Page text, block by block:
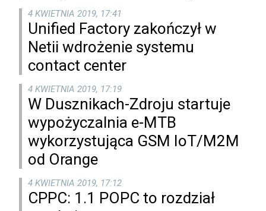
4 KWIETNIA 2019, 17:41
Unified Factory zakończył w
Netii wdrożenie systemu
contact center
4 KWIETNIA 2019, 17:19
W Dusznikach-Zdroju startuje
wypożyczalnia e-MTB
wykorzystująca GSM IoT/M2M
od Orange
4 KWIETNIA 2019, 17:12
CPPC: 1.1 POPC to rozdział